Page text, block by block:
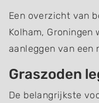
Een overzicht van
Kolham,
aanleggen van een
Graszoden
De belangrijkste